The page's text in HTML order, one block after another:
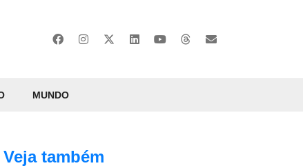
MUNDO
Veja também